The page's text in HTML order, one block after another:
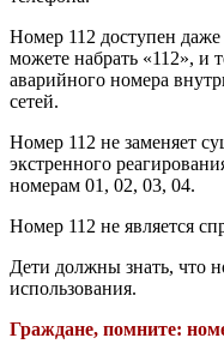
Номер 112 доступен
можете набрать «112», и
аварийного номера
сетей.
Номер 112 не заменяет
экстренного
номерам 01, 02, 03, 04.
Номер 112 не является
Дети должны знать, что
использования.
Граждане, помните: